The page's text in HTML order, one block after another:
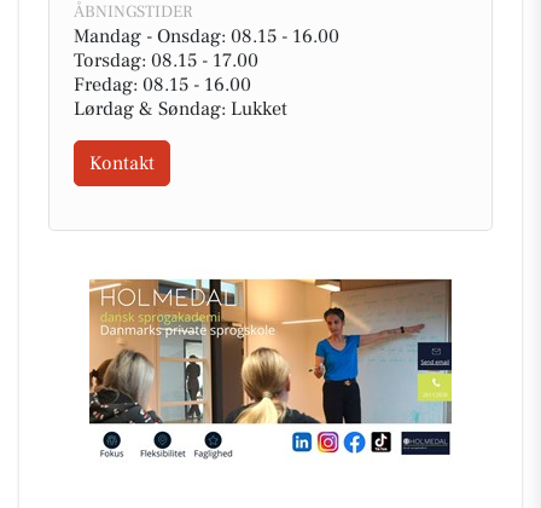
ÅBNINGSTIDER
Mandag - Onsdag: 08.15 - 16.00
Torsdag: 08.15 - 17.00
Fredag: 08.15 - 16.00
Lørdag & Søndag: Lukket
Kontakt